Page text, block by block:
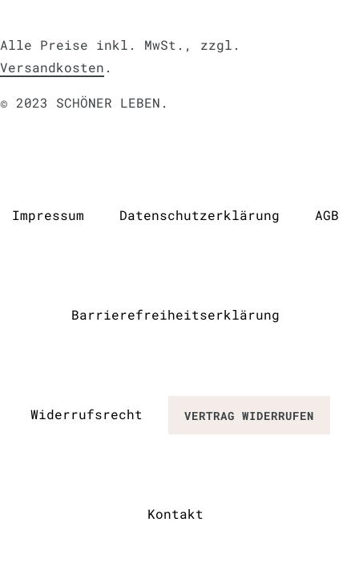
Alle Preise inkl. MwSt., zzgl.
Versandkosten .
© 2023 SCHÖNER LEBEN.
Impressum Daten­schutz­erklärung AGB
Barrierefreiheitserklärung
Widerrufs­recht VERTRAG WIDERRUFEN
Kontakt